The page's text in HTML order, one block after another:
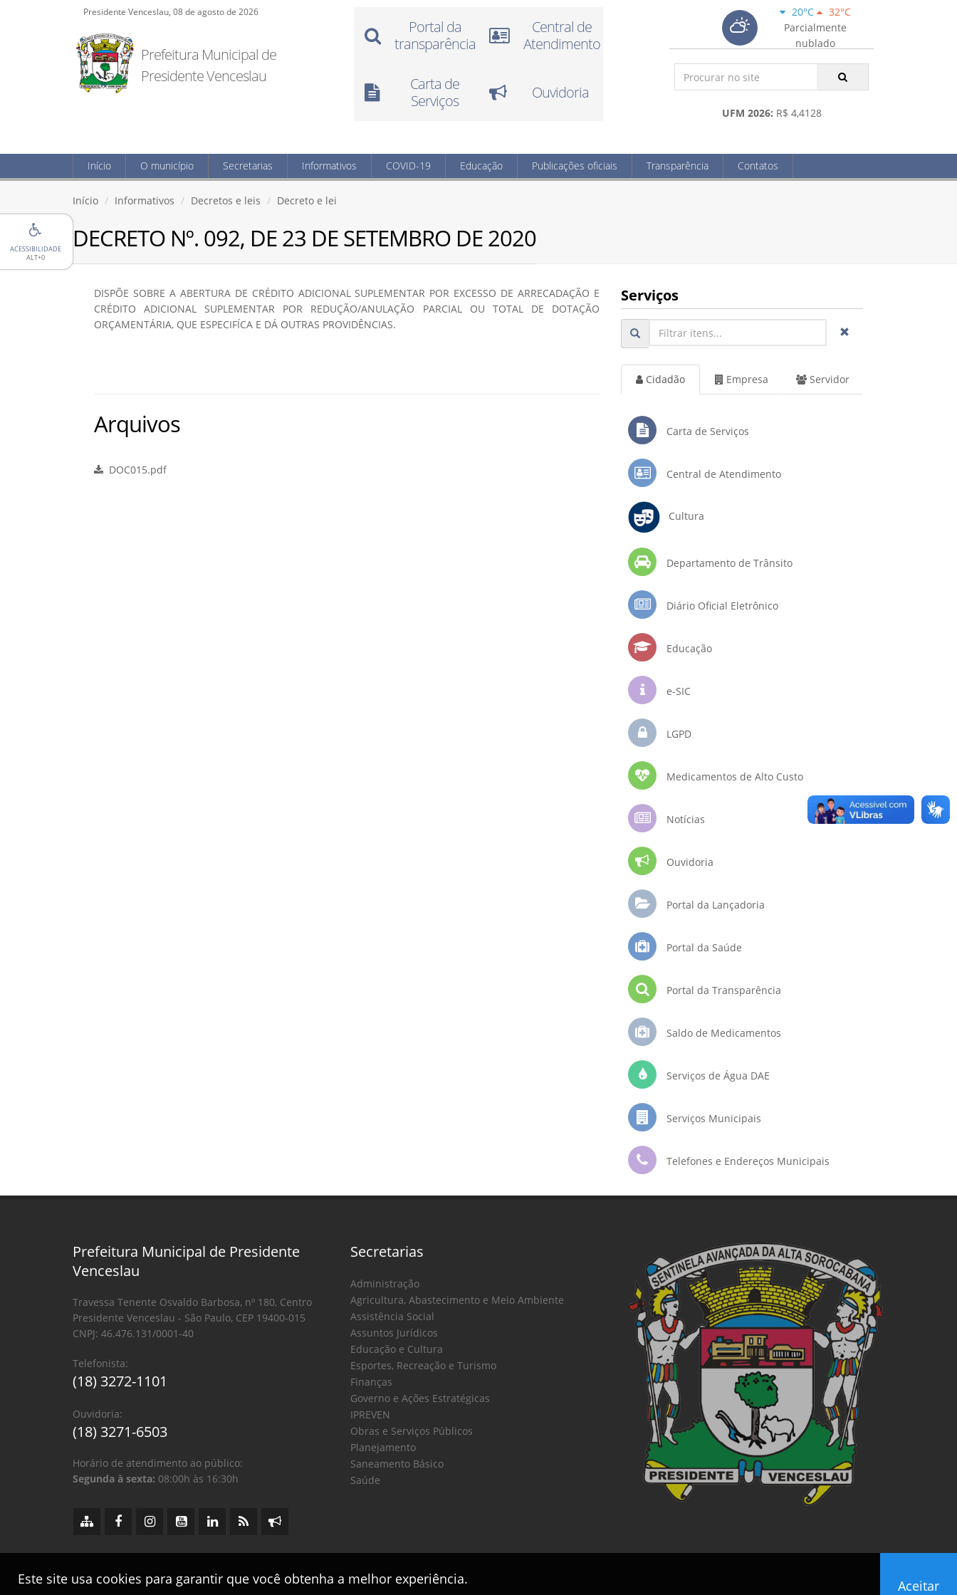
ACESSIBILIDADE
ALT+0
Presidente Venceslau, 08 de agosto de 2026
Prefeitura Municipal de
Presidente Venceslau
Portal da
transparência
Central de
Atendimento
Carta de
Serviços
Ouvidoria
20°C
32°C
Parcialmente
nublado
UFM 2026: R$ 4,4128
Início O município Secretarias Informativos COVID-19 Educação Publicações oficiais Transparência Contatos
Início Informativos Decretos e leis Decreto e lei
DECRETO Nº. 092, DE 23 DE SETEMBRO DE 2020
DISPÕE SOBRE A ABERTURA DE CRÉDITO ADICIONAL SUPLEMENTAR POR EXCESSO DE ARRECADAÇÃO E
CRÉDITO ADICIONAL SUPLEMENTAR POR REDUÇÃO/ANULAÇÃO PARCIAL OU TOTAL DE DOTAÇÃO
ORÇAMENTÁRIA, QUE ESPECIFÍCA E DÁ OUTRAS PROVIDÊNCIAS.
Arquivos
DOC015.pdf
Serviços
Cidadão Empresa Servidor
Carta de Serviços
Central de Atendimento
Cultura
Departamento de Trânsito
Diário Oficial Eletrônico
Educação
e-SIC
LGPD
Medicamentos de Alto Custo
Notícias
Ouvidoria
Portal da Lançadoria
Portal da Saúde
Portal da Transparência
Saldo de Medicamentos
Serviços de Água DAE
Serviços Municipais
Telefones e Endereços Municipais
Este site usa cookies para garantir que você obtenha a melhor experiência. Aceitar
Prefeitura Municipal de Presidente
Venceslau
Travessa Tenente Osvaldo Barbosa, nº 180, Centro
Presidente Venceslau - São Paulo, CEP 19400-015
CNPJ: 46.476.131/0001-40
Telefonista:
(18) 3272-1101
Ouvidoria:
(18) 3271-6503
Horário de atendimento ao público:
Segunda à sexta: 08:00h às 16:30h
Secretarias
Administração
Agricultura, Abastecimento e Meio Ambiente
Assistência Social
Assuntos Jurídicos
Educação e Cultura
Esportes, Recreação e Turismo
Finanças
Governo e Ações Estratégicas
IPREVEN
Obras e Serviços Públicos
Planejamento
Saneamento Básico
Saúde